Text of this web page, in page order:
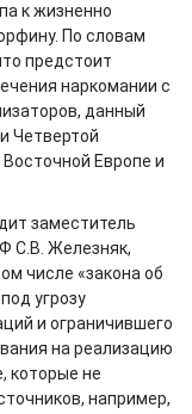
к жизненно
По словам
предстоит
наркомании с
данный
Четвертой
Европе и
заместитель
С.В. Железняк,
числе «закона об
угрозу
и ограничившего
на реализацию
которые не
например,